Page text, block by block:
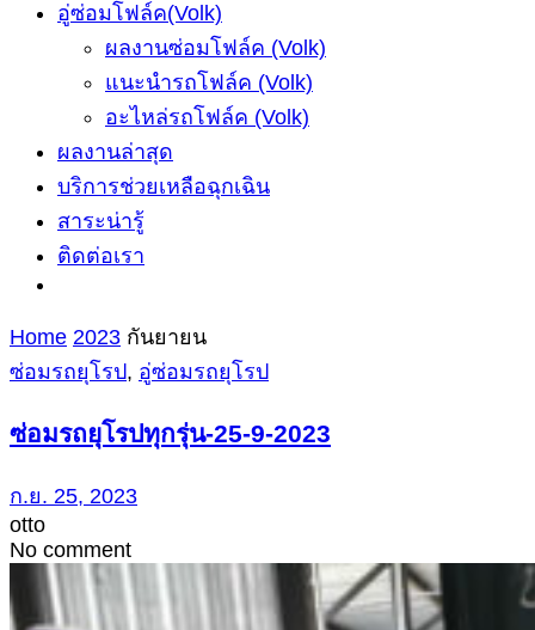
อู่ซ่อมโฟล์ค(Volk)
ผลงานซ่อมโฟล์ค (Volk)
แนะนำรถโฟล์ค (Volk)
อะไหล่รถโฟล์ค (Volk)
ผลงานล่าสุด
บริการช่วยเหลือฉุกเฉิน
สาระน่ารู้
ติดต่อเรา
Home 2023 กันยายน
ซ่อมรถยุโรป, อู่ซ่อมรถยุโรป
ซ่อมรถยุโรปทุกรุ่น-25-9-2023
ก.ย. 25, 2023
otto
No comment